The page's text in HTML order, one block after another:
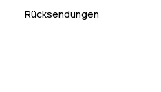
Rücksendungen